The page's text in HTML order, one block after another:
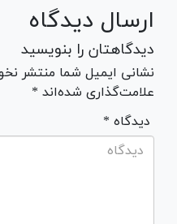
ارسال دیدگاه
دیدگاهتان را بنویسید
نشانی ایمیل شما منتشر
علامت‌گذاری شده‌اند *
* دیدگاه